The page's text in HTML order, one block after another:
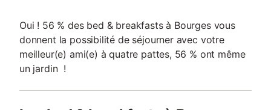
Oui ! 56 % des bed & breakfasts à Bourges vous
donnent la possibilité de séjourner avec votre
meilleur(e) ami(e) à quatre pattes, 56 % ont même
un jardin !